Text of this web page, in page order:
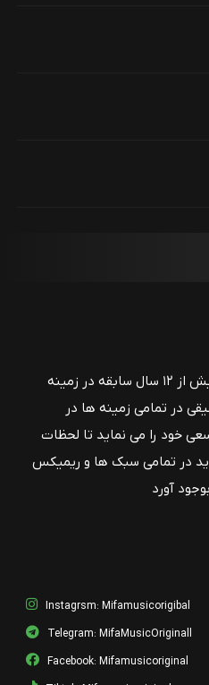
سایت و گروه میفا موزیک با بیش از ۱۲ سال سابقه در زمینه
در تمامی زمینه ها در
خود را می نماید تا لحظات
در تمامی سبک ها و ریمیکس
آورد
Instagrsm: Mifamusicorigibal
Telegram: MifaMusicOriginall
Facebook: Mifamusicoriginal